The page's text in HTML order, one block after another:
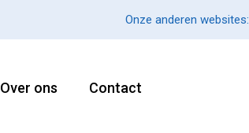
Onze anderen websites:
Over ons Contact